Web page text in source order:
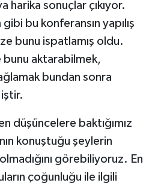
harika sonuçlar çıkıyor.
bu konferansın yapılış
bunu ispatlamış oldu.
aktarabilmek,
bundan sonra
düşüncelere baktığımız
konuştuğu şeylerin
görebiliyoruz. En
çoğunluğu ile ilgili